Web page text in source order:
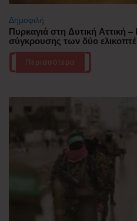
Δημοφιλή
Πυρκαγιά στη Δυτική Αττική –
σύγκρουσης των δύο
Περισσότερα